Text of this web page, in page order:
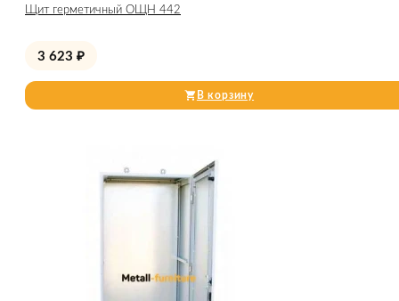
Щит герметичный ОЩН 442
3 623 ₽
В корзину